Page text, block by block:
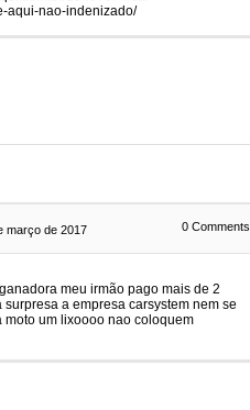
aqui-nao-indenizado/
março de 2017 0 Comments
meu irmão pago mais de 2
a empresa carsystem nem se
moto um lixoooo nao coloquem